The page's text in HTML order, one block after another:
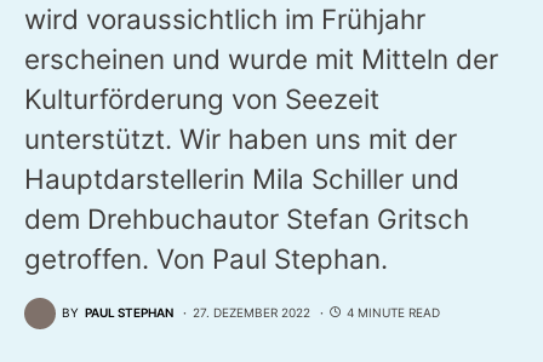
wird voraussichtlich im Frühjahr
erscheinen und wurde mit Mitteln der
Kulturförderung von Seezeit
unterstützt. Wir haben uns mit der
Hauptdarstellerin Mila Schiller und
dem Drehbuchautor Stefan Gritsch
getroffen. Von Paul Stephan.
BY PAUL STEPHAN 27. DEZEMBER 2022 4 MINUTE READ